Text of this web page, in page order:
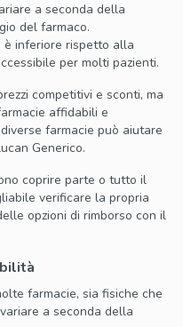
a seconda della
del farmaco.
è inferiore rispetto alla
per molti pazienti.
competitivi e sconti, ma
affidabili e
farmacie può aiutare
Generico.
coprire parte o tutto il
verificare la propria
opzioni di rimborso con il
farmacie, sia fisiche che
a seconda della